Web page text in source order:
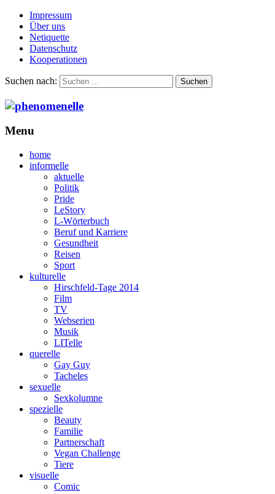
Impressum
Über uns
Netiquette
Datenschutz
Kooperationen
Suchen nach:
Menu
home
informelle
aktuelle
Politik
Pride
LeStory
L-Wörterbuch
Beruf und Karriere
Gesundheit
Reisen
Sport
kulturelle
Hirschfeld-Tage 2014
Film
TV
Webserien
Musik
LITelle
querelle
Gay Guy
Tacheles
sexuelle
Sexkolumne
spezielle
Beauty
Familie
Partnerschaft
Vegan Challenge
Tiere
visuelle
Comic